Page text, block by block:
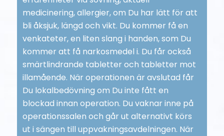
medicinering, allergier, om Du har lätt för att
bli åksjuk, längd och vikt. Du kommer få en
venkateter, en liten slang i handen, som Du
kommer att få narkosmedel i. Du får också
smärtlindrande tabletter och tabletter mot
illamående. När operationen är avslutad får
Du lokalbedövning om Du inte fått en
blockad innan operation. Du vaknar inne på
operationssalen och går ut alternativt körs
ut i sängen till uppvakningsavdelningen. När